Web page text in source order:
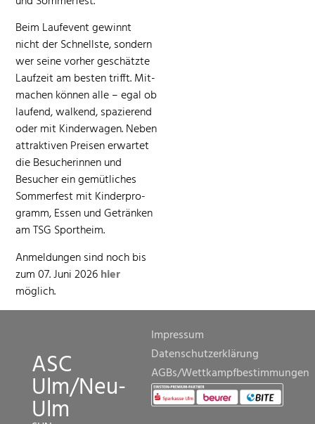
Beim Laufevent gewin­nt
nicht der Schnell­ste, son­dern
wer seine vorher geschätzte
Laufzeit am besten trifft. Mit­
machen kön­nen alle – egal ob
laufend, walk­end, spazierend
oder mit Kinder­wa­gen. Neben
attrak­tiv­en Preisen erwartet
die Besucherin­nen und
Besuch­er ein gemütlich­es
Som­mer­fest mit Kinder­pro­
gramm, Essen und Getränken
am TSG Sportheim.
Anmel­dun­gen sind noch bis
zum 07. Juni 2026hier
möglich.
ASC
Ulm/Neu-
Ulm
Impressum
Datenschutzerklärung
AGBs/Wettkampfbestimmungen